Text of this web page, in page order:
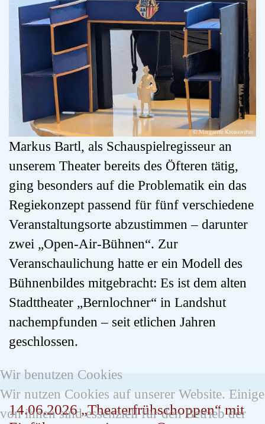
Markus Bartl, als Schauspielregisseur an
unserem Theater bereits des Öfteren tätig,
ging besonders auf die Problematik ein das
Regiekonzept passend für fünf verschiedene
Veranstaltungsorte abzustimmen – darunter
zwei „Open-Air-Bühnen“. Zur
Veranschaulichung hatte er ein Modell des
Bühnenbildes mitgebracht: Es ist dem alten
Stadttheater „Bernlochner“ in Landshut
nachempfunden – seit etlichen Jahren
geschlossen.
14.06.2026 „Theaterfrühschoppen“ mit
Wir benutzen Cookies
Wir nutzen Cookies auf unserer Website. Einige
von ihnen sind essenziell für den Betrieb der